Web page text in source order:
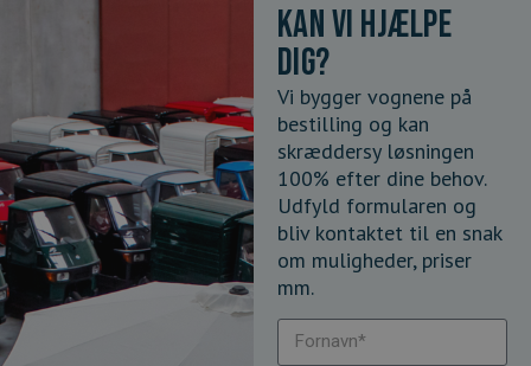
Kan vi hjælpe
dig?
Vi bygger vognene på
bestilling og kan
skræddersy løsningen
100% efter dine behov.
Udfyld formularen og
bliv kontaktet til en snak
om muligheder, priser
mm.